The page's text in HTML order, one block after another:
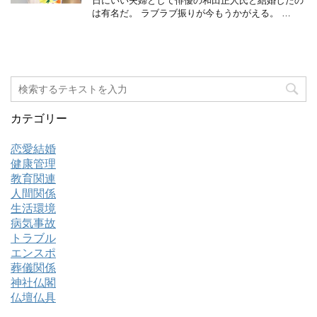
は有名だ。 ラブラブ振りが今もうかがえる。 …
カテゴリー
恋愛結婚
健康管理
教育関連
人間関係
生活環境
病気事故
トラブル
エンスポ
葬儀関係
神社仏閣
仏壇仏具